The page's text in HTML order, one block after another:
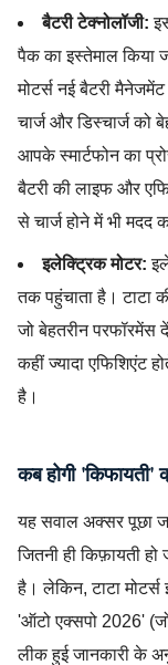
बैटरी टेक्नोलॉजी:
पैक का इस्तेमाल किया
मोटर्स नई बैटरी
चार्ज और डिस्चार्ज को
आपके स्मार्टफोन का
बैटरी की लाइफ और
से चार्ज होने में भी मदद
इलेक्ट्रिक मोटर:
तक पहुंचाता है। टाटा
जो बेहतरीन परफॉरमेंस
कहीं ज्यादा एफिशिएंट
है।
कब होगी 'किफायती'
यह सवाल अक्सर पूछा
जितनी ही किफ़ायती हो
है। लेकिन, टाटा
'ऑटो एक्सपो 2026'
लीक हुई जानकारी के